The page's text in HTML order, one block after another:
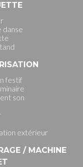
danse
festif
son
extérieur
/ MACHINE